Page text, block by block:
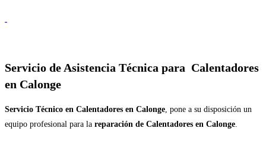
Servicio de Asistencia Técnica para Calentadores
en Calonge
Servicio Técnico en Calentadores en Calonge, pone a su disposición un
equipo profesional para la reparación de Calentadores en Calonge.